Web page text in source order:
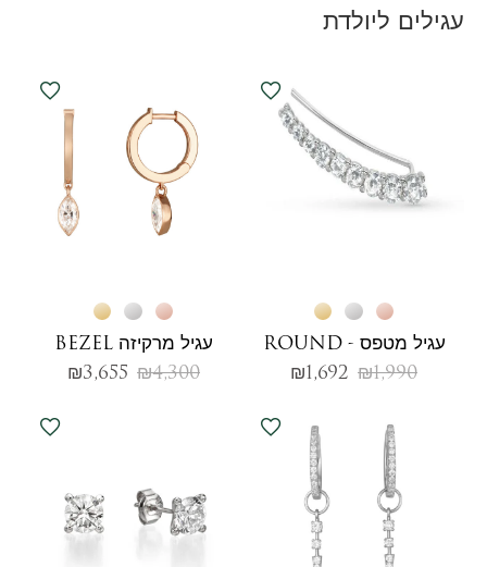
עגילים ליולדת
עגיל מטפס - ROUND
₪1,990
₪1,692
עגיל מרקיזה BEZEL
₪4,300
₪3,655